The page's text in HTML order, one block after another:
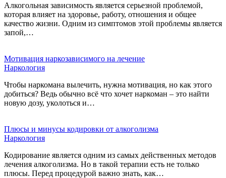
Алкогольная зависимость является серьезной проблемой,
которая влияет на здоровье, работу, отношения и общее
качество жизни. Одним из симптомов этой проблемы является
запой,…
Мотивация наркозависимого на лечение
Наркология
Чтобы наркомана вылечить, нужна мотивация, но как этого
добиться? Ведь обычно всё что хочет наркоман – это найти
новую дозу, уколоться и…
Плюсы и минусы кодировки от алкоголизма
Наркология
Кодирование является одним из самых действенных методов
лечения алкоголизма. Но в такой терапии есть не только
плюсы. Перед процедурой важно знать, как…